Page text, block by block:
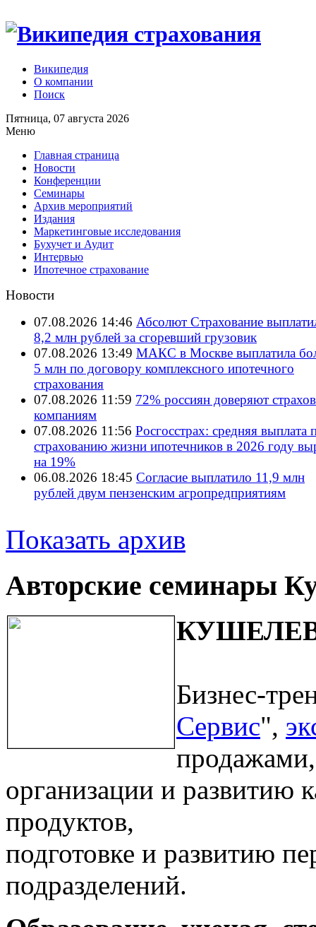
Википедия
О компании
Поиск
Пятница, 07 августа 2026
Меню
Главная страница
Новости
Конференции
Семинары
Архив мероприятий
Издания
Маркетинговые исследования
Бухучет и Аудит
Интервью
Ипотечное страхование
Новости
07.08.2026 14:46 Абсолют Страхование
8,2 млн рублей за сгоревший грузовик
07.08.2026 13:49 МАКС в Москве выплатила
5 млн по договору комплексного ипотечного
страхования
07.08.2026 11:59 72% россиян доверяют
компаниям
07.08.2026 11:56 Росгосстрах: средняя выплата
страхованию жизни ипотечников в 2026 году
на 19%
06.08.2026 18:45 Согласие выплатило 11,9 млн
рублей двум пензенским агропредприятиям
Показать архив
Авторские семинары
Бизнес-
Сервис",
продажами,
организации и развитию
продуктов,
подготовке и развитию
подразделений.